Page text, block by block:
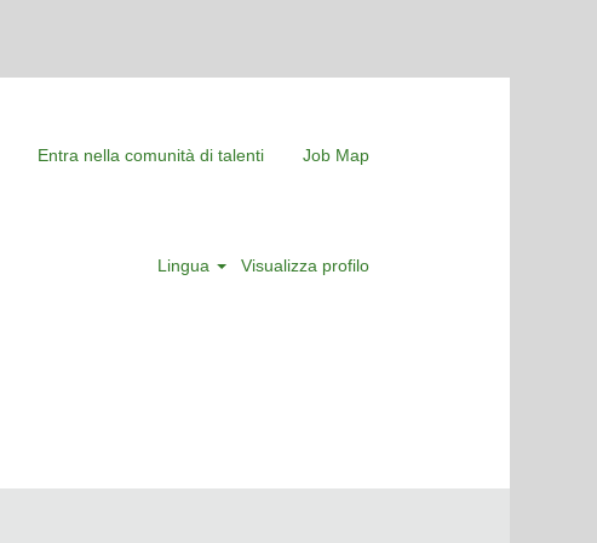
Entra nella comunità di talenti Job Map
Lingua Visualizza profilo